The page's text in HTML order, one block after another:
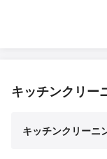
キッチンクリー
キッチンクリーニ